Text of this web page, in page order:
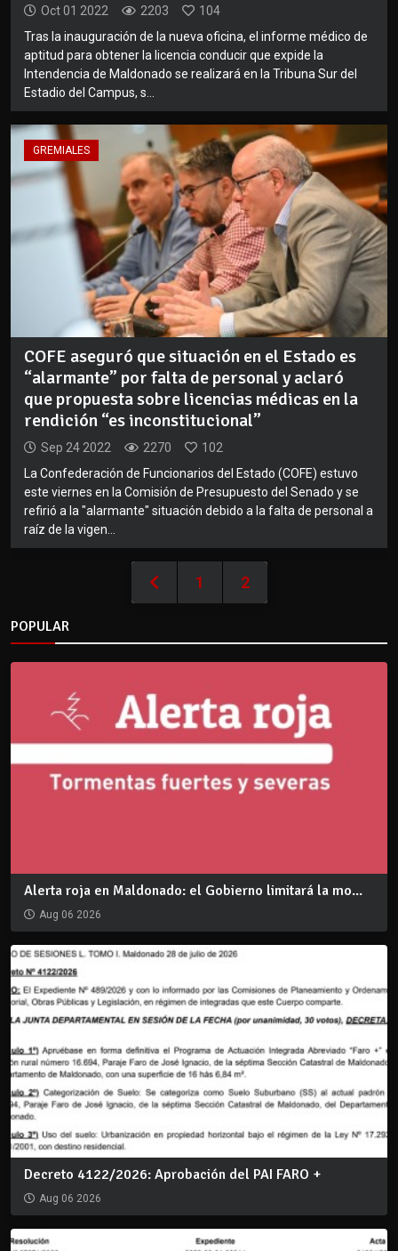
Oct 01 2022 2203
104
Tras la inauguración de la nueva oficina, el informe médico de
aptitud para obtener la licencia conducir que expide la
Intendencia de Maldonado se realizará en la Tribuna Sur del
Estadio del Campus, s...
GREMIALES
COFE aseguró que situación en el Estado es
“alarmante” por falta de personal y aclaró
que propuesta sobre licencias médicas en la
rendición “es inconstitucional”
Sep 24 2022 2270
102
La Confederación de Funcionarios del Estado (COFE) estuvo
este viernes en la Comisión de Presupuesto del Senado y se
refirió a la "alarmante" situación debido a la falta de personal a
raíz de la vigen...
1 2
POPULAR
Alerta roja en Maldonado: el Gobierno limitará la mo...
Aug 06 2026
Decreto 4122/2026: Aprobación del PAI FARO +
Aug 06 2026